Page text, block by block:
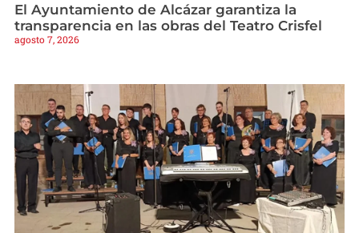
El Ayuntamiento de Alcázar garantiza la
transparencia en las obras del Teatro Crisfel
agosto 7, 2026